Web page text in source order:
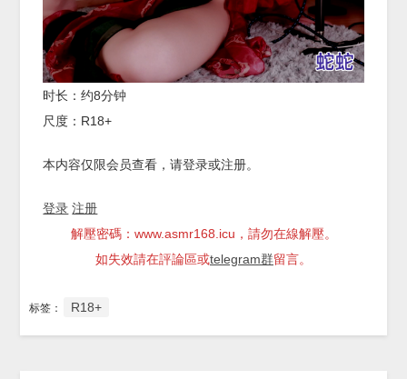
时长：约8分钟
尺度：R18+
本内容仅限会员查看，请登录或注册。
登录 注册
解壓密碼：www.asmr168.icu，請勿在線解壓。
如失效請在評論區或telegram群留言。
标签： R18+